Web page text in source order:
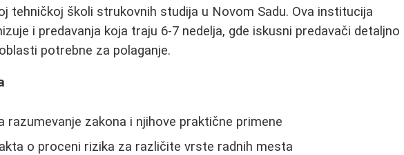
tehničkoj školi strukovnih studija u Novom Sadu. Ova institucija
i predavanja koja traju 6-7 nedelja, gde iskusni predavači detaljno
potrebne za polaganje.
razumevanje zakona i njihove praktične primene
o proceni rizika za različite vrste radnih mesta